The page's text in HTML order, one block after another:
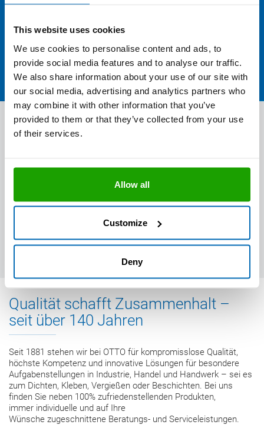
This website uses cookies
We use cookies to personalise content and ads, to
provide social media features and to analyse our traffic.
We also share information about your use of our site with
our social media, advertising and analytics partners who
may combine it with other information that you’ve
provided to them or that they’ve collected from your use
of their services.
Allow all
Customize
Deny
Händlerfinder
Produkte finden
Mit dem Laden des Videos akzeptieren Sie die
Akzeptieren & Abspielen
Qualität schafft Zusammenhalt –
seit über 140 Jahren
Seit 1881 stehen wir bei OTTO für kompromisslose Qualität,
höchste Kompetenz und innovative Lösungen für besondere
Aufgabenstellungen in Industrie, Handel und Handwerk – sei es
zum Dichten, Kleben, Vergießen oder Beschichten. Bei uns
finden Sie neben 100% zufriedenstellenden Produkten,
immer individuelle und auf Ihre
Wünsche zugeschnittene Beratungs- und Serviceleistungen.